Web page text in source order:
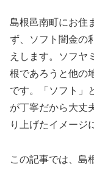
島根邑南町にお住
ず、ソフト闇金の
えします。ソフヤ
根であろうと他の
です。「ソフト」
が丁寧だから大丈
り上げたイメージ
この記事では、島